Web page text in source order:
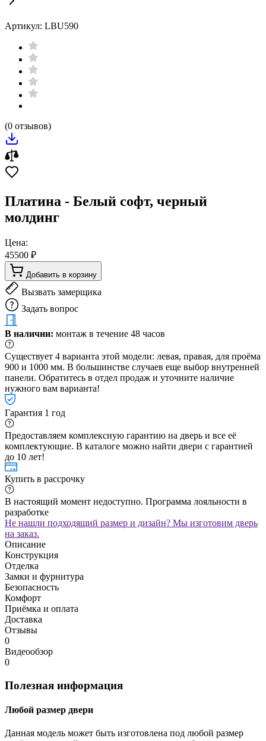
Артикул: LBU590
(0 отзывов)
Платина - Белый софт, черный
молдинг
Цена:
45500 ₽
Добавить в корзину
Вызвать замерщика
Задать вопрос
В наличии: монтаж в течение 48 часов
Существует 4 варианта этой модели: левая, правая, для проёма
900 и 1000 мм. В большинстве случаев еще выбор внутренней
панели. Обратитесь в отдел продаж и уточните наличие
нужного вам варианта!
Гарантия 1 год
Предоставляем комплексную гарантию на дверь и все её
комплектующие. В каталоге можно найти двери с гарантией
до 10 лет!
Купить в рассрочку
В настоящий момент недоступно. Программа лояльности в
разработке
Не нашли подходящий размер и дизайн? Мы изготовим дверь
на заказ.
Описание
Конструкция
Отделка
Замки и фурнитура
Безопасность
Комфорт
Приёмка и оплата
Доставка
Отзывы
0
Видеообзор
0
Полезная информация
Любой размер двери
Данная модель может быть изготовлена под любой размер